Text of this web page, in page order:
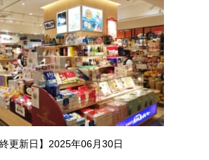
終更新日】2025年06月30日